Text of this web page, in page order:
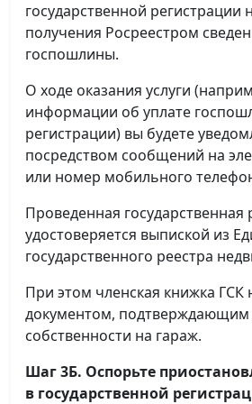
государственной регистрации
получения Росреестром
госпошлины.
О ходе оказания услуги
информации об уплате
регистрации) вы будете
посредством сообщений на
или номер мобильного
Проведенная государственная
удостоверяется выпиской из
государственного реестра
При этом членская книжка ГСК
документом, подтверждающим
собственности на гараж.
Шаг 3Б. Оспорьте
в государственной